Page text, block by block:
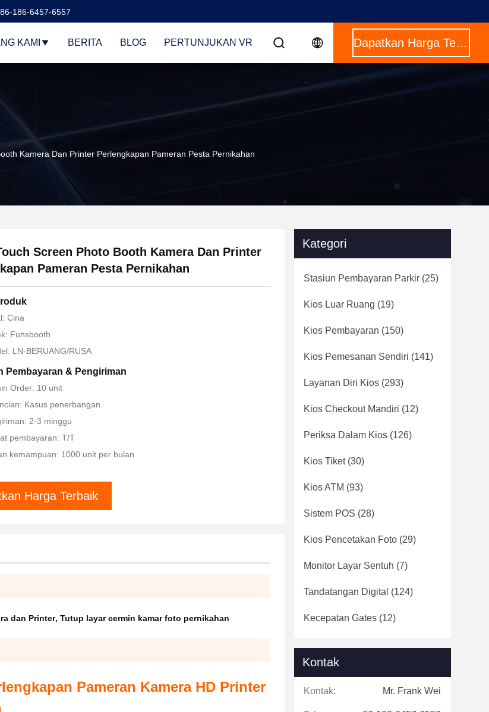
186-6457-6557
KAMI BERITA BLOG PERTUNJUKAN VR Dapatkan Harga Terbaik
Kamera Dan Printer Perlengkapan Pameran Pesta Pernikahan
Screen Photo Booth Kamera Dan Printer
Pameran Pesta Pernikahan
Cina
Funsbooth
LN-BERUANG/RUSA
Pembayaran & Pengiriman
Order: 10 unit
Kasus penerbangan
2-3 minggu
pembayaran: T/T
kemampuan: 1000 unit per bulan
Harga Terbaik
dan Printer, Tutup layar cermin kamar foto pernikahan
Pameran Kamera HD Printer
Kategori
Stasiun Pembayaran Parkir (25)
Kios Luar Ruang (19)
Kios Pembayaran (150)
Kios Pemesanan Sendiri (141)
Layanan Diri Kios (293)
Kios Checkout Mandiri (12)
Periksa Dalam Kios (126)
Kios Tiket(30)
Kios ATM (93)
Sistem POS (28)
Kios Pencetakan Foto (29)
Monitor Layar Sentuh (7)
Tandatangan Digital (124)
Kecepatan Gates (12)
Kontak
Kontak: Mr. Frank Wei